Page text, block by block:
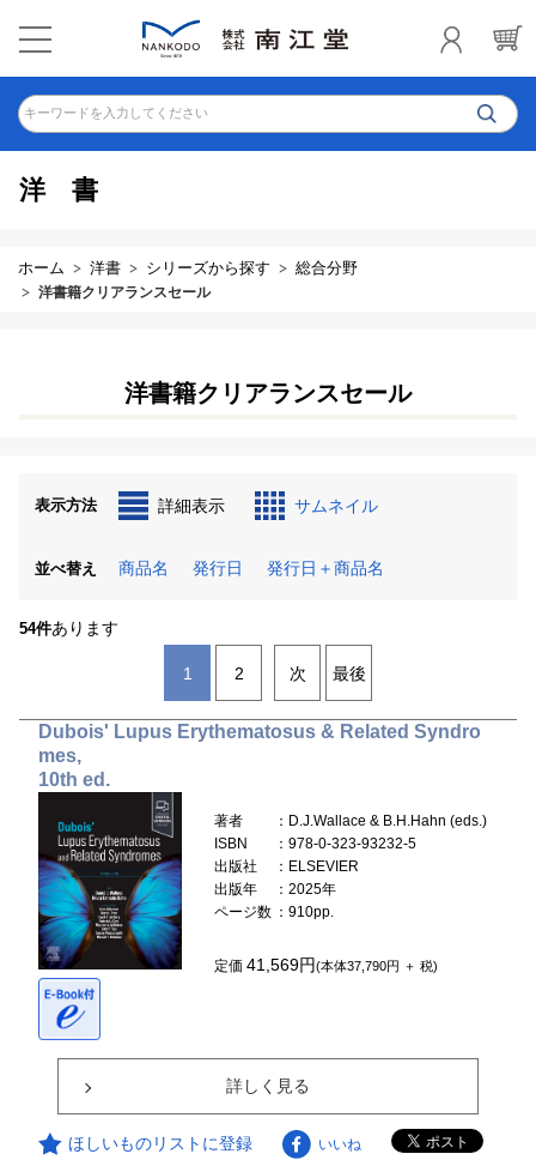
キーワードを入力してください
洋書
ホーム 洋書 シリーズから探す 総合分野
洋書籍クリアランスセール
洋書籍クリアランスセール
表示方法 詳細表示 サムネイル
並べ替え 商品名 発行日 発行日＋商品名
54件あります
1 2 次 最後
Dubois' Lupus Erythematosus & Related Syndro
mes,
10th ed.
著者
：D.J.Wallace & B.H.Hahn (eds.)
ISBN
：978-0-323-93232-5
出版社
：ELSEVIER
出版年
：2025年
ページ数 ：910pp.
定価41,569円(本体37,790円 ＋ 税)
詳しく見る
ほしいものリストに登録 いいね